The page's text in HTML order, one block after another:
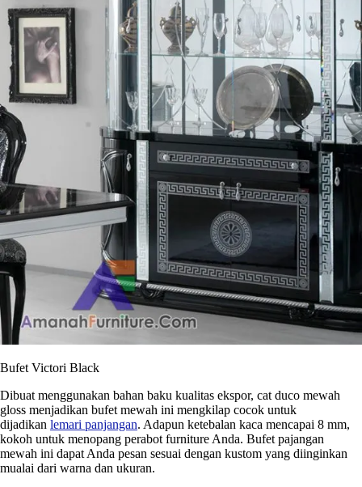
Bufet Victori Black
Dibuat menggunakan bahan baku kualitas ekspor, cat duco mewah
gloss menjadikan bufet mewah ini mengkilap cocok untuk
dijadikan lemari panjangan. Adapun ketebalan kaca mencapai 8 mm,
kokoh untuk menopang perabot furniture Anda. Bufet pajangan
mewah ini dapat Anda pesan sesuai dengan kustom yang diinginkan
mualai dari warna dan ukuran.